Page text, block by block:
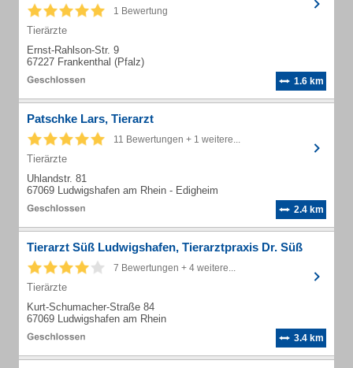
1 Bewertung
Tierärzte
Ernst-Rahlson-Str. 9
67227 Frankenthal (Pfalz)
1.6 km
Patschke Lars, Tierarzt
11 Bewertungen + 1 weitere...
Tierärzte
Uhlandstr. 81
67069 Ludwigshafen am Rhein - Edigheim
2.4 km
Tierarzt Süß Ludwigshafen, Tierarztpraxis Dr. Süß
7 Bewertungen + 4 weitere...
Tierärzte
Kurt-Schumacher-Straße 84
67069 Ludwigshafen am Rhein
3.4 km